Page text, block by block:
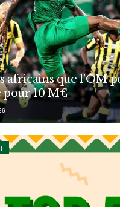
africains que l’OM
10 M€